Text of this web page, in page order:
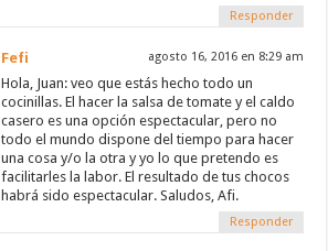
Responder
Fefi agosto 16, 2016 en 8:29 am
Hola, Juan: veo que estás hecho todo un
cocinillas. El hacer la salsa de tomate y el caldo
casero es una opción espectacular, pero no
todo el mundo dispone del tiempo para hacer
una cosa y/o la otra y yo lo que pretendo es
facilitarles la labor. El resultado de tus chocos
habrá sido espectacular. Saludos, Afi.
Responder